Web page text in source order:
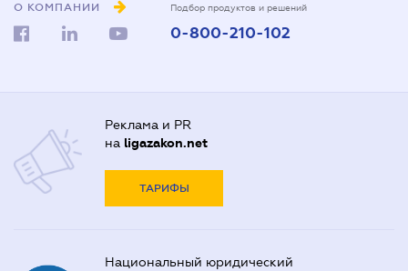
О КОМПАНИИ Подбор продуктов и решений
0-800-210-102
Реклама и PR
на ligazakon.net
ТАРИФЫ
Национальный юридический